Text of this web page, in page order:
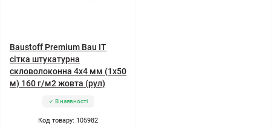
Baustoff Premium Bau IT
сітка штукатурна
скловолоконна 4x4 мм (1x50
м) 160 г/м2 жовта (рул)
В наявності
Код товару: 105982